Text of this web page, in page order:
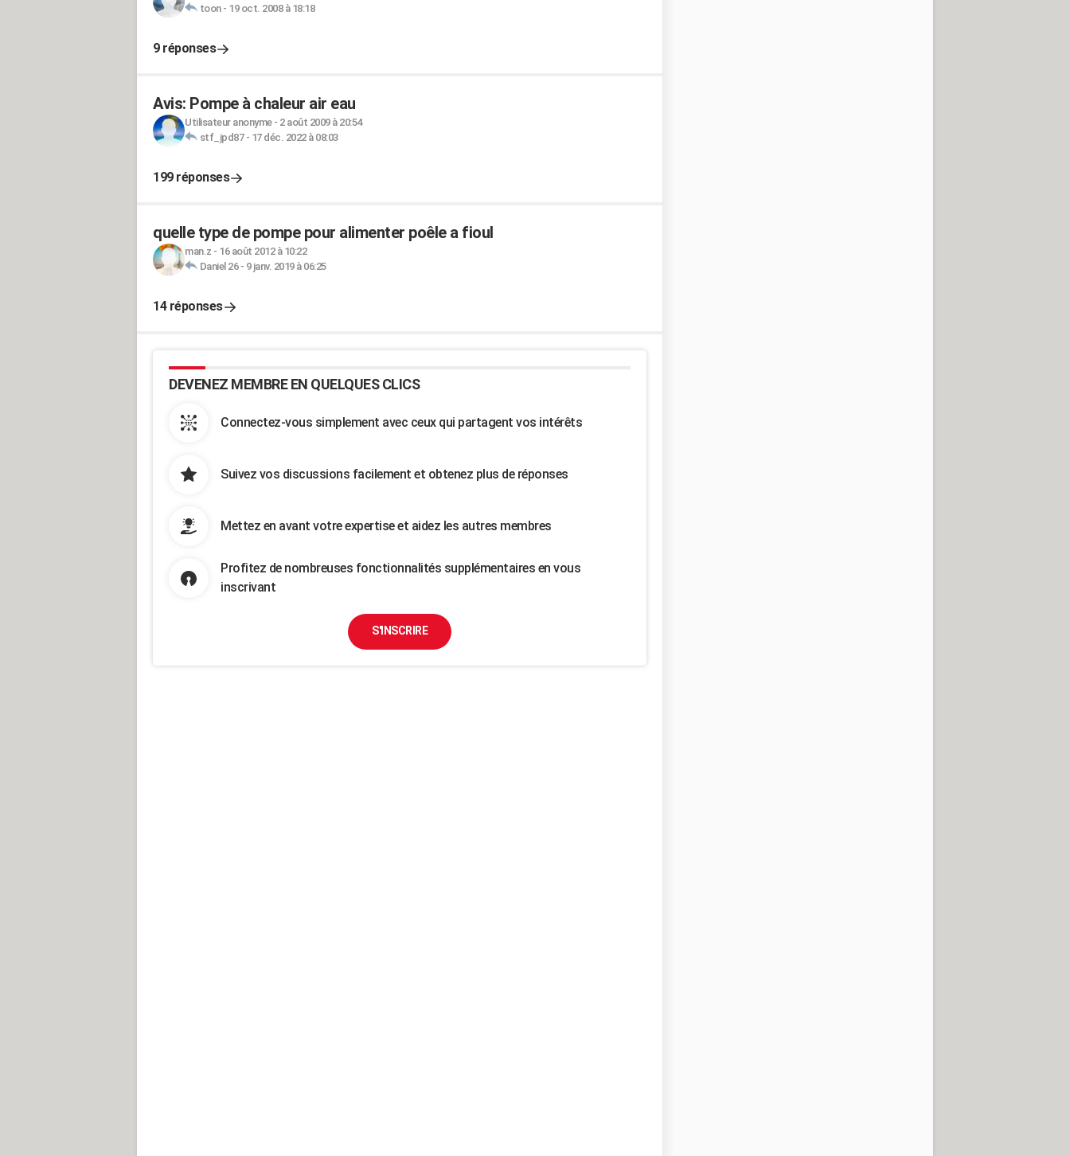
toon- 19 oct. 2008 à 18:18
9 réponses
Avis: Pompe à chaleur air eau
Utilisateur anonyme- 2 août 2009 à 20:54
stf_jpd87- 17 déc. 2022 à 08:03
199 réponses
quelle type de pompe pour alimenter poêle a fioul
man.z - 16 août 2012 à 10:22
Daniel 26- 9 janv. 2019 à 06:25
14 réponses
DEVENEZ MEMBRE EN QUELQUES CLICS
Connectez-vous simplement avec ceux qui partagent vos intérêts
Suivez vos discussions facilement et obtenez plus de réponses
Mettez en avant votre expertise et aidez les autres membres
Profitez de nombreuses fonctionnalités supplémentaires en vous
inscrivant
S'INSCRIRE